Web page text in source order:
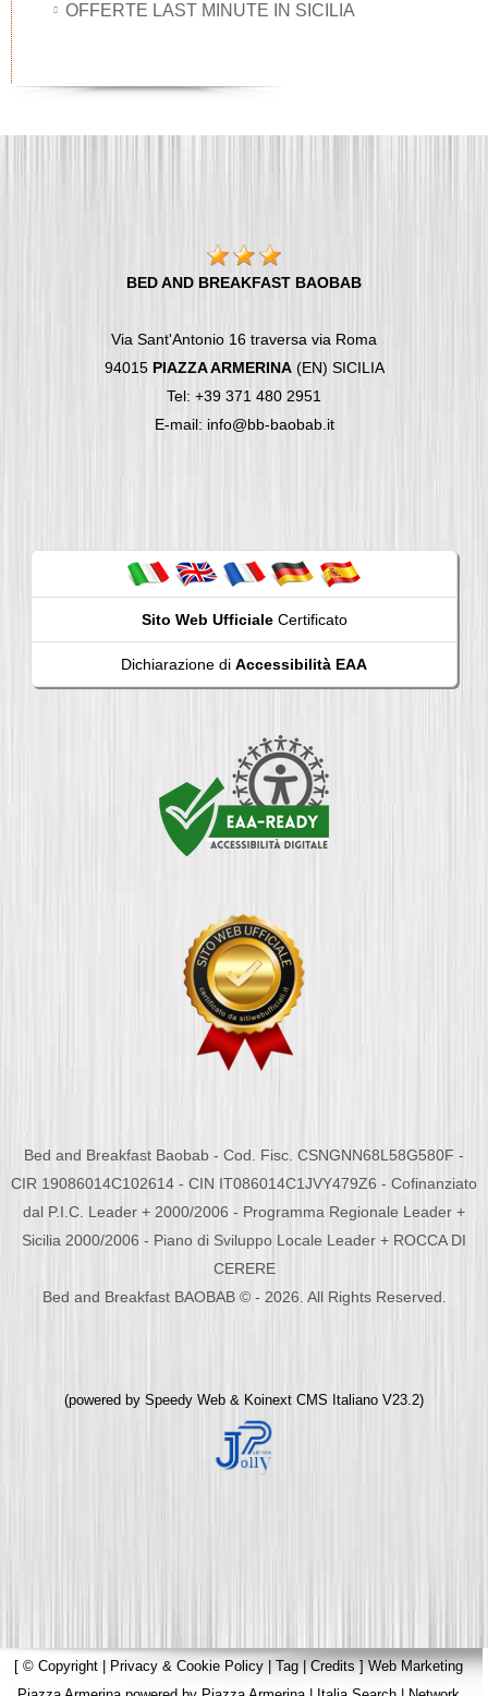
OFFERTE LAST MINUTE IN SICILIA
BED AND BREAKFAST BAOBAB
Via Sant'Antonio 16 traversa via Roma
94015 PIAZZA ARMERINA(EN) SICILIA
Tel: +39 371 480 2951
E-mail: info@bb-baobab.it
Sito Web UfficialeCertificato
Dichiarazione di Accessibilità EAA
Bed and Breakfast Baobab - Cod. Fisc. CSNGNN68L58G580F -
CIR 19086014C102614 - CIN IT086014C1JVY479Z6 - Cofinanziato
dal P.I.C. Leader + 2000/2006 - Programma Regionale Leader +
Sicilia 2000/2006 - Piano di Sviluppo Locale Leader + ROCCA DI
CERERE
Bed and Breakfast BAOBAB © - 2026. All Rights Reserved.
(powered by Speedy Web & Koinext CMS Italiano V23.2)
[ © Copyright | Privacy & Cookie Policy | Tag|Credits]Web Marketing